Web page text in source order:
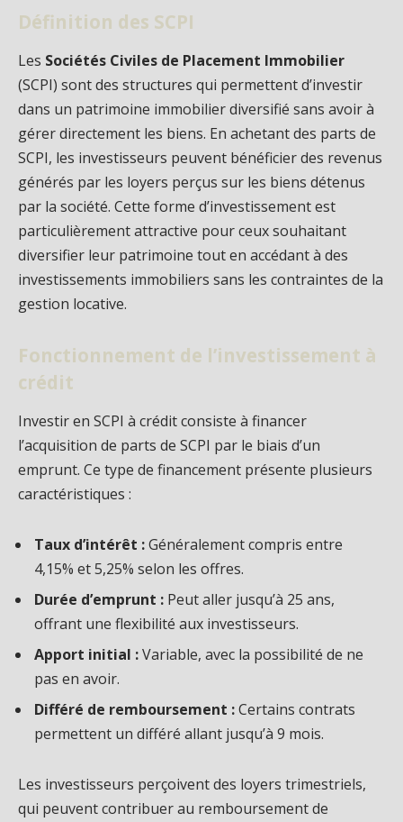
Définition des SCPI
Les Sociétés Civiles de Placement Immobilier
(SCPI) sont des structures qui permettent d’investir
dans un patrimoine immobilier diversifié sans avoir à
gérer directement les biens. En achetant des parts de
SCPI, les investisseurs peuvent bénéficier des revenus
générés par les loyers perçus sur les biens détenus
par la société. Cette forme d’investissement est
particulièrement attractive pour ceux souhaitant
diversifier leur patrimoine tout en accédant à des
investissements immobiliers sans les contraintes de la
gestion locative.
Fonctionnement de l’investissement à
crédit
Investir en SCPI à crédit consiste à financer
l’acquisition de parts de SCPI par le biais d’un
emprunt. Ce type de financement présente plusieurs
caractéristiques :
Taux d’intérêt :Généralement compris entre
4,15% et 5,25% selon les offres.
Durée d’emprunt : Peut aller jusqu’à 25 ans,
offrant une flexibilité aux investisseurs.
Apport initial :Variable, avec la possibilité de ne
pas en avoir.
Différé de remboursement :Certains contrats
permettent un différé allant jusqu’à 9 mois.
Les investisseurs perçoivent des loyers trimestriels,
qui peuvent contribuer au remboursement de